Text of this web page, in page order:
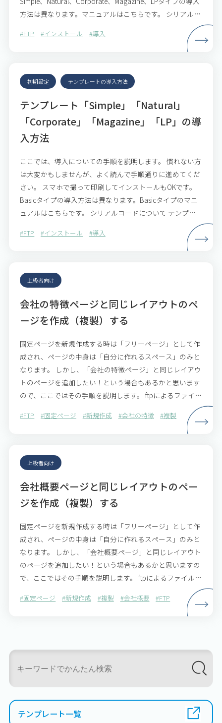
方法は異なります。マニュアルはこちらです。 シリアルコ
#FTP #インストール #導入
初期設定 テンプレートの導入方法
テンプレート「Simple」「Natural」
「Corporate」「Magazine」「LP」の導
入方法
ここでは、導入についての手順を説明します。 慣れない方
は大変かもしませんが、よく読んで手順通りに進めてくだ
さい。 スマホで撮って印刷してインストールもOKです。
Basicタイプの導入方法は異なります。Basicタイプのマニ
ュアルはこちらです。 シリアルコードについて テンプレ
#FTP #インストール #導入
上級者向け
会社の特徴ページと同じレイアウトのペ
ージを作成（複製）する
固定ページを新規作成する時は「フリーページ」として作
成され、ページの中身は「自分に作れるスペース」のみと
なります。 しかし、「会社の特徴ページ」と同じレイアウ
トのページを追加したい！という場合もあるかと思います
ので、ここではその手順を説明します。 ftpによるファイル
転送が必要となりますので、PCでの作業をお願いします…
#FTP #固定ページ #新規作成 #会社の特徴 #複製
上級者向け
会社概要ページと同じレイアウトのペー
ジを作成（複製）する
固定ページを新規作成する時は「フリーページ」として作
成され、ページの中身は「自分に作れるスペース」のみと
なります。 しかし、「会社概要ページ」と同じレイアウト
のページを追加したい！という場合もあるかと思いますの
で、ここではその手順を説明します。 ftpによるファイル転
送が必要となりますので、PCでの作業をお願いします。…
#固定ページ #新規作成 #複製 #会社概要 #FTP
テンプレート一覧